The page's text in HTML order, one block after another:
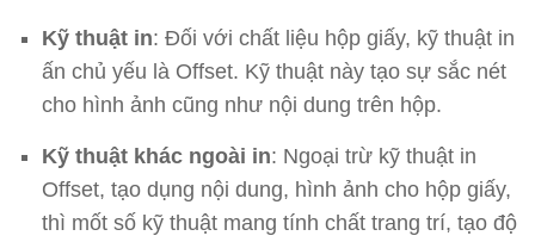
Kỹ thuật in: Đối với chất liệu hộp giấy, kỹ thuật in
ấn chủ yếu là Offset. Kỹ thuật này tạo sự sắc nét
cho hình ảnh cũng như nội dung trên hộp.
Kỹ thuật khác ngoài in: Ngoại trừ kỹ thuật in
Offset, tạo dụng nội dung, hình ảnh cho hộp giấy,
thì mốt số kỹ thuật mang tính chất trang trí, tạo độ